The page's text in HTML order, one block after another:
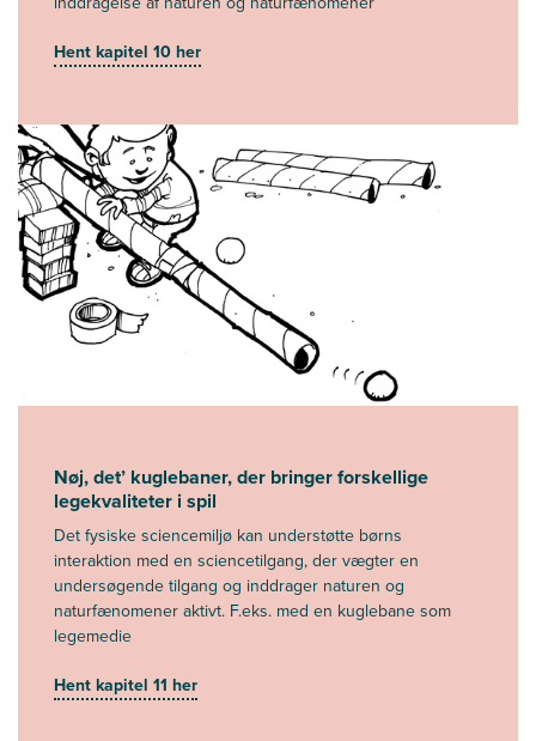
Hent kapitel 10 her
Nøj, det’ kuglebaner, der bringer forskellige
legekvaliteter i spil
Det fysiske sciencemiljø kan understøtte børns
interaktion med en sciencetilgang, der vægter en
undersøgende tilgang og inddrager naturen og
naturfænomener aktivt. F.eks. med en kuglebane som
legemedie
Hent kapitel 11 her